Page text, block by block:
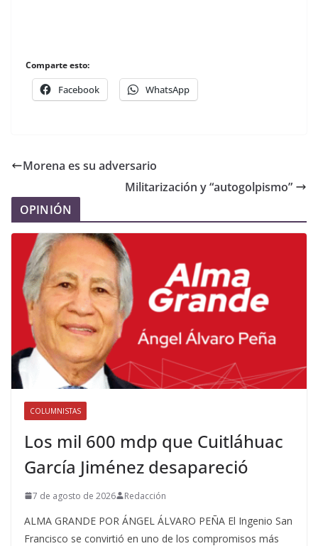
Comparte esto:
Facebook WhatsApp
Morena es su adversario
Militarización y “autogolpismo”
OPINIÓN
COLUMNISTAS
Los mil 600 mdp que Cuitláhuac
García Jiménez desapareció
7 de agosto de 2026 Redacción
ALMA GRANDE POR ÁNGEL ÁLVARO PEÑA El Ingenio San
Francisco se convirtió en uno de los compromisos más